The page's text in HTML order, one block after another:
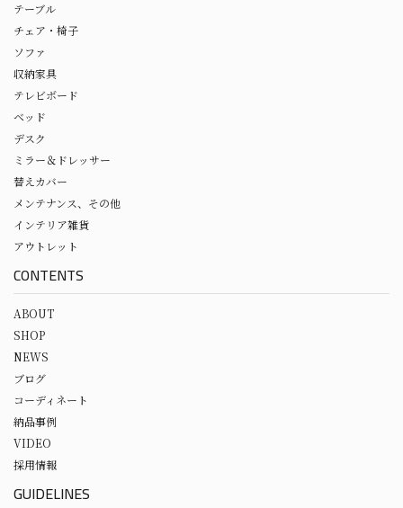
テーブル
チェア・椅子
ソファ
収納家具
テレビボード
ベッド
デスク
ミラー＆ドレッサー
替えカバー
メンテナンス、その他
インテリア雑貨
アウトレット
CONTENTS
ABOUT
SHOP
NEWS
ブログ
コーディネート
納品事例
VIDEO
採用情報
GUIDELINES